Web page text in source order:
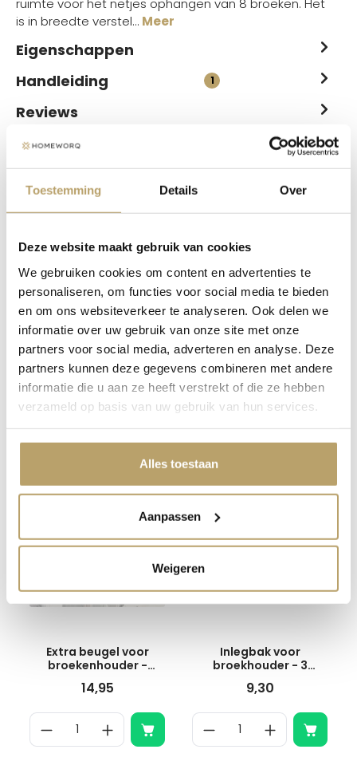
Toestemming Details Over
Deze website maakt gebruik van cookies
We gebruiken cookies om content en advertenties te
personaliseren, om functies voor social media te bieden
en om ons websiteverkeer te analyseren. Ook delen we
informatie over uw gebruik van onze site met onze
partners voor social media, adverteren en analyse. Deze
partners kunnen deze gegevens combineren met andere
informatie die u aan ze heeft verstrekt of die ze hebben
verzameld op basis van uw gebruik van hun services.
Alles toestaan
Aanpassen
Weigeren
is in breedte verstel… Meer
Eigenschappen
Handleiding
1
Reviews
Opvulstuk 10mm -
antraciet
3,-
Handig om mee te bestellen
Extra beugel voor
broekenhouder -
antraciet
14,95
Inlegbak voor
broekhouder - 3
vakken - antraciet
9,30